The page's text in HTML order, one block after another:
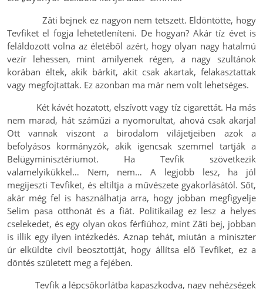
Zâti bejnek ez nagyon nem tetszett. Eldöntötte, hogy
Tevfiket el fogja lehetetleníteni. De hogyan? Akár tíz évet is
feláldozott volna az életéből azért, hogy olyan nagy hatalmú
vezír lehessen, mint amilyenek régen, a nagy szultánok
korában éltek, akik bárkit, akit csak akartak, felakasztattak
vagy megfojtattak. Ez azonban ma már nem volt lehetséges.
Két kávét hozatott, elszívott vagy tíz cigarettát. Ha más
nem marad, hát száműzi a nyomorultat, ahová csak akarja!
Ott vannak viszont a birodalom vilájetjeiben azok a
befolyásos kormányzók, akik igencsak szemmel tartják a
Belügyminisztériumot. Ha Tevfik szövetkezik
valamelyikükkel… Nem, nem… A legjobb lesz, ha jól
megijeszti Tevfiket, és eltiltja a művészete gyakorlásától. Sőt,
akár még fel is használhatja arra, hogy jobban megfigyelje
Selim pasa otthonát és a fiát. Politikailag ez lesz a helyes
cselekedet, és egy olyan okos férfiúhoz, mint Zâti bej, jobban
is illik egy ilyen intézkedés. Aznap tehát, miután a miniszter
úr elküldte civil beosztottját, hogy állítsa elő Tevfiket, ez a
döntés született meg a fejében.
Tevfik a lépcsőkorlátba kapaszkodva, nagy nehézségek